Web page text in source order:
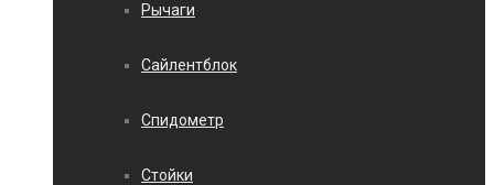
Рычаги
Сайлентблок
Спидометр
Стойки